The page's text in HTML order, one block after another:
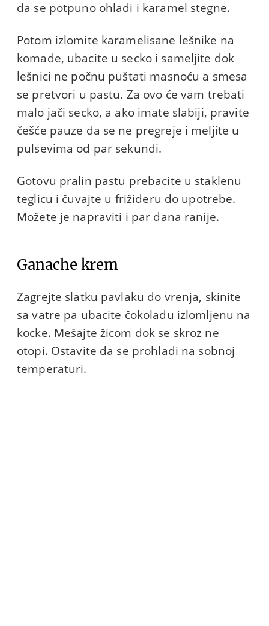
da se potpuno ohladi i karamel stegne.
Potom izlomite karamelisane lešnike na
komade, ubacite u secko i sameljite dok
lešnici ne počnu puštati masnoću a smesa
se pretvori u pastu. Za ovo će vam trebati
malo jači secko, a ako imate slabiji, pravite
češće pauze da se ne pregreje i meljite u
pulsevima od par sekundi.
Gotovu pralin pastu prebacite u staklenu
teglicu i čuvajte u frižideru do upotrebe.
Možete je napraviti i par dana ranije.
Ganache krem
Zagrejte slatku pavlaku do vrenja, skinite
sa vatre pa ubacite čokoladu izlomljenu na
kocke. Mešajte žicom dok se skroz ne
otopi. Ostavite da se prohladi na sobnoj
temperaturi.